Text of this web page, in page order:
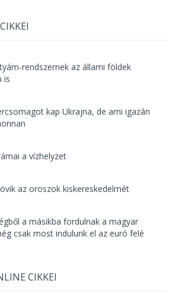
rendszernek az állami földek
is
kap Ukrajna, de ami igazán
a vízhelyzet
az oroszok kiskereskedelmét
a másikba fordulnak a magyar
csak most indulunk el az euró felé
CIKKEI